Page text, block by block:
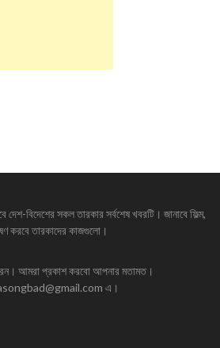
বিদেশের সকল তারকার সর্বশেষ খবরটি। জানাবে ফিল্ম,
করবে তারকাদের কাজগুলো।
আমরা প্রকাশ করবো আপনার মতামত।
এ।